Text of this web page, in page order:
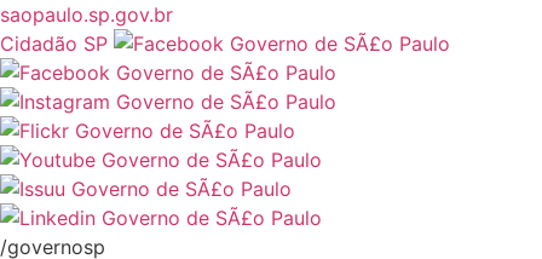
saopaulo.sp.gov.br
Cidadão SP
/governosp